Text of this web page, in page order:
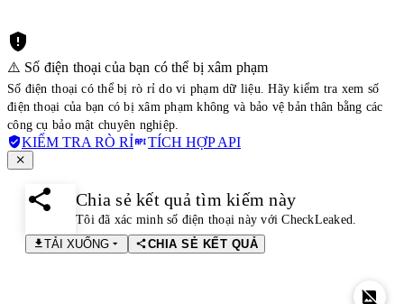
⚠️ Số điện thoại của bạn có thể bị xâm phạm
Số điện thoại có thể bị rò rỉ do vi phạm dữ liệu. Hãy kiểm tra xem số
điện thoại của bạn có bị xâm phạm không và bảo vệ bản thân bằng các
công cụ bảo mật chuyên nghiệp.
KIỂM TRA RÒ RỈ TÍCH HỢP API
Chia sẻ kết quả tìm kiếm này
Tôi đã xác minh số điện thoại này với CheckLeaked.
TẢI XUỐNG
CHIA SẺ KẾT QUẢ